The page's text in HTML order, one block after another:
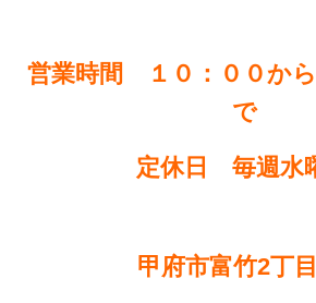
営業時間 １０：００か
で
定休日 毎週水
甲府市富竹2丁